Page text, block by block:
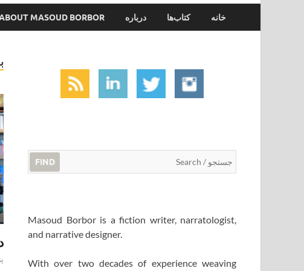
خانه کتاب‌ها درباره MASOUD BORBOR
FIND
Masoud Borbor is a fiction writer, narratologist,
and narrative designer.
With over two decades of experience weaving